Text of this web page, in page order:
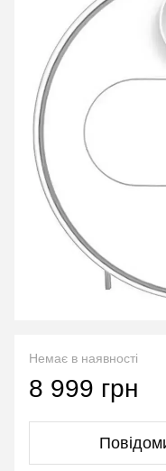
Немає в наявності
8 999 грн